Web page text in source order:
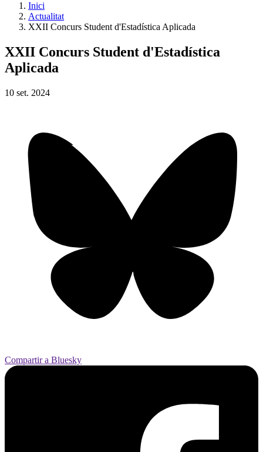
Inici
Actualitat
XXII Concurs Student d'Estadística Aplicada
XXII Concurs Student d'Estadística
Aplicada
10 set. 2024
Compartir a Bluesky